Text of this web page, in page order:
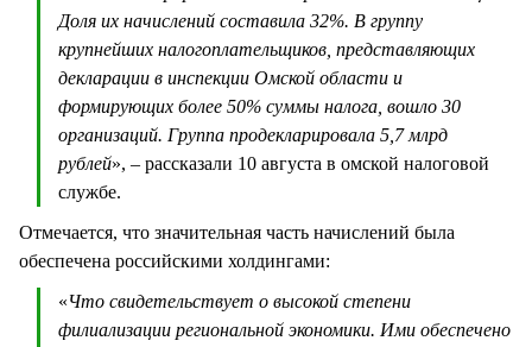
Доля их начислений составила 32%. В группу
крупнейших налогоплательщиков, представляющих
декларации в инспекции Омской области и
формирующих более 50% суммы налога, вошло 30
организаций. Группа продекларировала 5,7 млрд
рублей», – рассказали 10 августа в омской налоговой
службе.
Отмечается, что значительная часть начислений была
обеспечена российскими холдингами:
«Что свидетельствует о высокой степени
филиализации региональной экономики. Ими обеспечено